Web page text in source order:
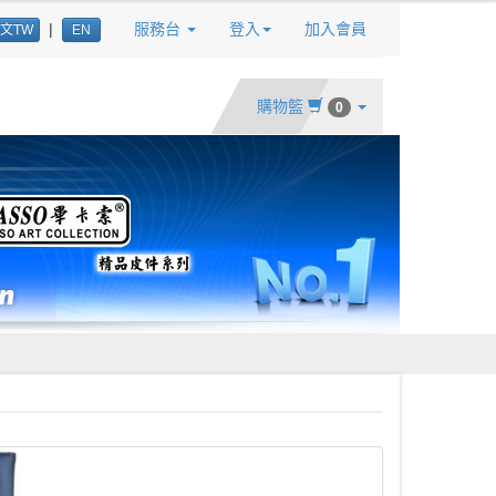
TW | EN 服務台 登入 加入會員
購物籃 0